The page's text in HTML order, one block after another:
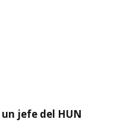
jefe del HUN